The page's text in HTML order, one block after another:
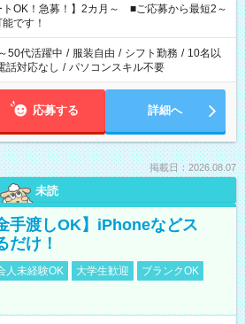
したくない」 など、ご希望を教えてください
事の勤務時間。 合計で週40時間を超える場
ん。
トOK！急募！】2カ月～ ■ご応募から最短2～
です！
50代活躍中 / 服装自由 / シフト勤務 / 10名以
話対応なし / パソコンスキル不要
応募する 詳細へ
掲載日：2026.08.07
未読
手渡しOK】iPhoneなどス
だけ！
人未経験OK 大学生歓迎
ブランクOK